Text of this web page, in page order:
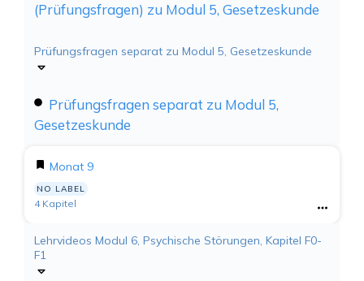
(Prüfungsfragen) zu Modul 5, Gesetzeskunde
Prüfungsfragen separat zu Modul 5, Gesetzeskunde
Prüfungsfragen separat zu Modul 5,
Gesetzeskunde
Monat 9
NO LABEL
4 Kapitel
Lehrvideos Modul 6, Psychische Störungen, Kapitel F0-
F1